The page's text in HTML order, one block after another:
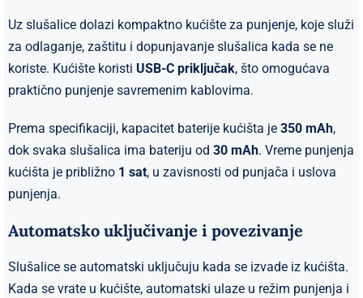
Uz slušalice dolazi kompaktno kućište za punjenje, koje služi
za odlaganje, zaštitu i dopunjavanje slušalica kada se ne
koriste. Kućište koristi USB-C priključak, što omogućava
praktično punjenje savremenim kablovima.
Prema specifikaciji, kapacitet baterije kućišta je 350 mAh,
dok svaka slušalica ima bateriju od 30 mAh. Vreme punjenja
kućišta je približno 1 sat, u zavisnosti od punjača i uslova
punjenja.
Automatsko uključivanje i povezivanje
Slušalice se automatski uključuju kada se izvade iz kućišta.
Kada se vrate u kućište, automatski ulaze u režim punjenja i